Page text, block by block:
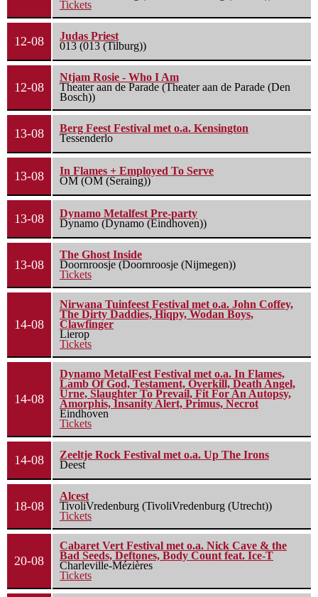
Tickets
12-08
Judas Priest
013 (013 (Tilburg))
12-08
Ntjam Rosie - Who I Am
Theater aan de Parade (Theater aan de Parade (Den
Bosch))
13-08
Berg Feest Festival met o.a. Kensington
Tessenderlo
13-08
In Flames + Employed To Serve
OM (OM (Seraing))
13-08
Dynamo Metalfest Pre-party
Dynamo (Dynamo (Eindhoven))
13-08
The Ghost Inside
Doornroosje (Doornroosje (Nijmegen))
Tickets
14-08
Nirwana Tuinfeest Festival met o.a. John Coffey,
The Dirty Daddies, Hiqpy, Wodan Boys,
Clawfinger
Lierop
Tickets
14-08
Dynamo MetalFest Festival met o.a. In Flames,
Lamb Of God, Testament, Overkill, Death Angel,
Urne, Slaughter To Prevail, Fit For An Autopsy,
Amorphis, Insanity Alert, Primus, Necrot
Eindhoven
Tickets
14-08
Zeeltje Rock Festival met o.a. Up The Irons
Deest
18-08
Alcest
TivoliVredenburg (TivoliVredenburg (Utrecht))
Tickets
20-08
Cabaret Vert Festival met o.a. Nick Cave & the
Bad Seeds, Deftones, Body Count feat. Ice-T
Charleville-Mézières
Tickets